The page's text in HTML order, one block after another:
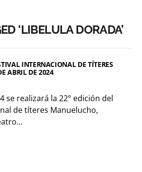
‘LIBELULA DORADA’
INTERNACIONAL DE TÍTERES
ABRIL DE 2024
se realizará la 22° edición del
de títeres Manuelucho,